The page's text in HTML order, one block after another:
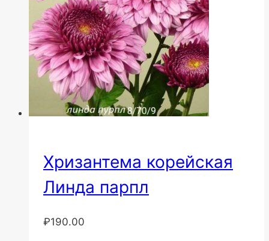
Хризантема корейская
Линда парпл
₽190.00